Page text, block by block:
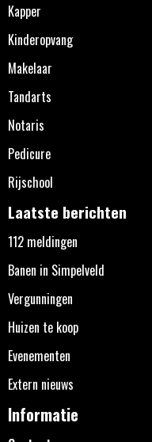
Kapper
Kinderopvang
Makelaar
Tandarts
Notaris
Pedicure
Rijschool
Laatste berichten
112 meldingen
Banen in Simpelveld
Vergunningen
Huizen te koop
Evenementen
Extern nieuws
Informatie